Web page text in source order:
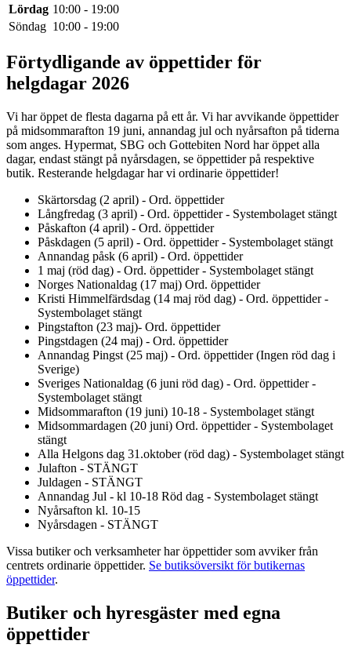
Kundklubb
Sök
Öppettider
Praktisk information
Lediga jobb
Magasin
Presentkort
Min Shopping-app
Lördag 10:00 - 19:00
Söndag 10:00 - 19:00
Förtydligande av öppettider för
helgdagar 2026
Vi har öppet de flesta dagarna på ett år. Vi har avvikande öppettider
på midsommarafton 19 juni, annandag jul och nyårsafton på tiderna
som anges. Hypermat, SBG och Gottebiten Nord har öppet alla
dagar, endast stängt på nyårsdagen, se öppettider på respektive
butik. Resterande helgdagar har vi ordinarie öppettider!
Skärtorsdag (2 april) - Ord. öppettider
Långfredag (3 april) - Ord. öppettider - Systembolaget stängt
Påskafton (4 april) - Ord. öppettider
Påskdagen (5 april) - Ord. öppettider - Systembolaget stängt
Annandag påsk (6 april) - Ord. öppettider
1 maj (röd dag) - Ord. öppettider - Systembolaget stängt
Norges Nationaldag (17 maj) Ord. öppettider
Kristi Himmelfärdsdag (14 maj röd dag) - Ord. öppettider -
Systembolaget stängt
Pingstafton (23 maj)- Ord. öppettider
Pingstdagen (24 maj) - Ord. öppettider
Annandag Pingst (25 maj) - Ord. öppettider (Ingen röd dag i
Sverige)
Sveriges Nationaldag (6 juni röd dag) - Ord. öppettider -
Systembolaget stängt
Midsommarafton (19 juni) 10-18 - Systembolaget stängt
Midsommardagen (20 juni) Ord. öppettider - Systembolaget
stängt
Alla Helgons dag 31.oktober (röd dag) - Systembolaget stängt
Julafton - STÄNGT
Juldagen - STÄNGT
Annandag Jul - kl 10-18 Röd dag - Systembolaget stängt
Nyårsafton kl. 10-15
Nyårsdagen - STÄNGT
Vissa butiker och verksamheter har öppettider som avviker från
centrets ordinarie öppettider. Se butiksöversikt för butikernas
öppettider.
Butiker och hyresgäster med egna
öppettider